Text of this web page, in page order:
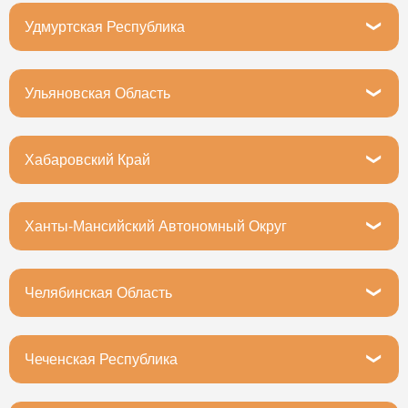
Тюмень, Тихий проезд, 6
Удмуртская Республика
Ижевск, улица Карла Маркса, 287
Ульяновская Область
Ульяновск, Локомотивная улица, 10
Хабаровский Край
Хабаровск, улица Калинина, 38
Ханты-Мансийский Автономный Округ
Ханты-Мансийск, Промышленная улица, 12
Челябинская Область
Челябинск, Комсомольский проспект, 10
Чеченская Республика